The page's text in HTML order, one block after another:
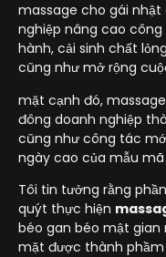
massage cho gái nhật
nghiệp nâng cao
hành, cải sinh chất
cũng như mở rộng
mặt cạnh đó,
đông doanh nghiệp
cũng như công tác
ngày cao của mẫu
Tôi tin tưởng rằng
quýt thực hiện
béo gan béo mật
mặt được thành